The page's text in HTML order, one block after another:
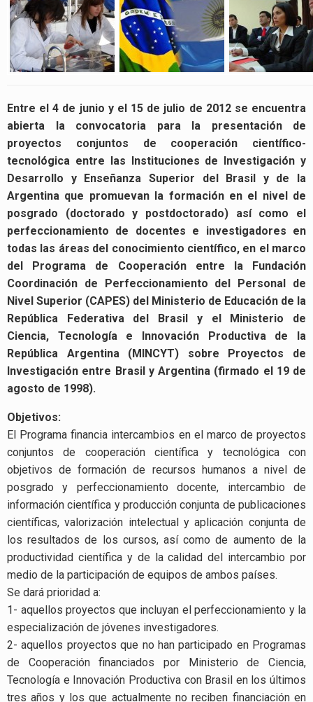
Entre el 4 de junio y el 15 de julio de 2012 se encuentra
abierta la convocatoria para la presentación de
proyectos conjuntos de cooperación científico-
tecnológica entre las Instituciones de Investigación y
Desarrollo y Enseñanza Superior del Brasil y de la
Argentina que promuevan la formación en el nivel de
posgrado (doctorado y postdoctorado) así como el
perfeccionamiento de docentes e investigadores en
todas las áreas del conocimiento científico, en el marco
del Programa de Cooperación entre la Fundación
Coordinación de Perfeccionamiento del Personal de
Nivel Superior (CAPES) del Ministerio de Educación de la
República Federativa del Brasil y el Ministerio de
Ciencia, Tecnología e Innovación Productiva de la
República Argentina (MINCYT) sobre Proyectos de
Investigación entre Brasil y Argentina (firmado el 19 de
agosto de 1998).
Objetivos:
El Programa financia intercambios en el marco de proyectos
conjuntos de cooperación científica y tecnológica con
objetivos de formación de recursos humanos a nivel de
posgrado y perfeccionamiento docente, intercambio de
información científica y producción conjunta de publicaciones
científicas, valorización intelectual y aplicación conjunta de
los resultados de los cursos, así como de aumento de la
productividad científica y de la calidad del intercambio por
medio de la participación de equipos de ambos países.
Se dará prioridad a:
1- aquellos proyectos que incluyan el perfeccionamiento y la
especialización de jóvenes investigadores.
2- aquellos proyectos que no han participado en Programas
de Cooperación financiados por Ministerio de Ciencia,
Tecnología e Innovación Productiva con Brasil en los últimos
tres años y los que actualmente no reciben financiación en